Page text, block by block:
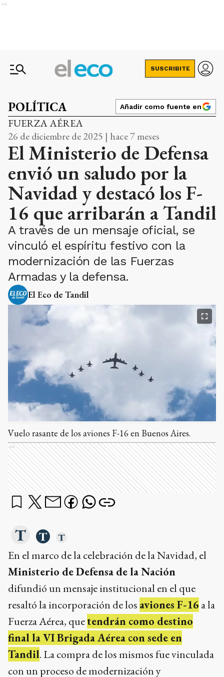
Ads
SUSCRIBITE
POLÍTICA Añadir como fuente en
FUERZA AÉREA
26 de diciembre de 2025 | hace 7 meses
El Ministerio de Defensa
envió un saludo por la
Navidad y destacó los F-
16 que arribarán a Tandil
A través de un mensaje oficial, se
vinculó el espíritu festivo con la
modernización de las Fuerzas
Armadas y la defensa.
El Eco de Tandil
Vuelo rasante de los aviones F-16 en Buenos Aires.
Ads
En el marco de la celebración de la Navidad, el
Ministerio de Defensa de la Nación
difundió un mensaje institucional en el que
resaltó la incorporación de los aviones F-16 a la
Fuerza Aérea, quetendrán como destino
final la VI Brigada Aérea con sede en
Tandil. La compra de los mismos fue vinculada
con un proceso de modernización y